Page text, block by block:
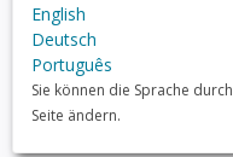
Finden Sie mit
heraus, wie Ihr PC im
abschneidet.
English
Deutsch
Português
Sie können die Sprache
Seite ändern.